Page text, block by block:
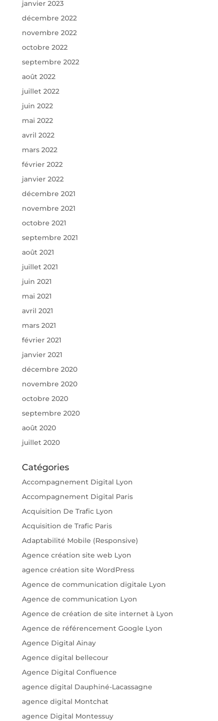
janvier 2023
décembre 2022
novembre 2022
octobre 2022
septembre 2022
août 2022
juillet 2022
juin 2022
mai 2022
avril 2022
mars 2022
février 2022
janvier 2022
décembre 2021
novembre 2021
octobre 2021
septembre 2021
août 2021
juillet 2021
juin 2021
mai 2021
avril 2021
mars 2021
février 2021
janvier 2021
décembre 2020
novembre 2020
octobre 2020
septembre 2020
août 2020
juillet 2020
Catégories
Accompagnement Digital Lyon
Accompagnement Digital Paris
Acquisition De Trafic Lyon
Acquisition de Trafic Paris
Adaptabilité Mobile (Responsive)
Agence création site web Lyon
agence création site WordPress
Agence de communication digitale Lyon
Agence de communication Lyon
Agence de création de site internet à Lyon
Agence de référencement Google Lyon
Agence Digital Ainay
Agence digital bellecour
Agence Digital Confluence
agence digital Dauphiné-Lacassagne
agence digital Montchat
agence Digital Montessuy